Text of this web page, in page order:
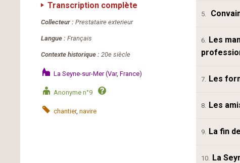
Transcription complète
Collecteur : Prestataire exterieur
Langue : Français
Contexte historique : 20e siècle
La Seyne-sur-Mer (Var, France)
Anonyme n°9
chantier, navire
5.
6. Les
7. Les
8. Les
9. La fin
10. La